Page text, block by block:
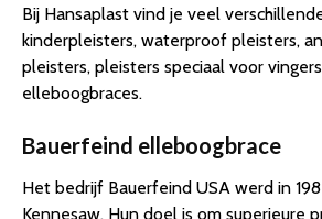
Bij Hansaplast vind je veel
kinderpleisters, waterproof pleisters,
pleisters, pleisters speciaal voor
elleboogbraces.
Bauerfeind elleboogbrace
Het bedrijf Bauerfeind USA werd in
Kennesaw. Hun doel is om superieure